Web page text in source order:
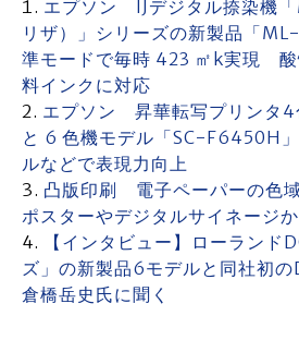
エプソン IJデジタル捺染機
リザ）」シリーズの新製品「
準モードで毎時 423 ㎡k実現 酸
料インクに対応
エプソン 昇華転写プリンタ4
と 6 色機モデル「SC-F6450H
ルなどで表現力向上
凸版印刷 電子ペーパーの色
ポスターやデジタルサイネージ
【インタビュー】ローランド
ズ」の新製品6モデルと同社初
倉橋岳史氏に聞く